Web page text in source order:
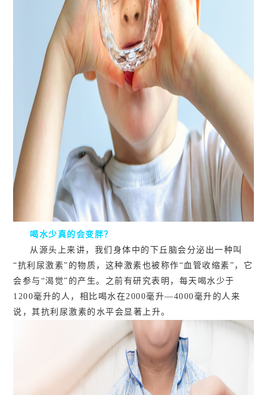
喝水少真的会变胖？
从源头上来讲，我们身体中的下丘脑会分泌出一种叫
“抗利尿激素”的物质，这种激素也被称作“血管收缩素”，它
会参与“渴觉”的产生。之前有研究表明，每天喝水少于
1200毫升的人，相比喝水在2000毫升—4000毫升的人来
说，其抗利尿激素的水平会显著上升。